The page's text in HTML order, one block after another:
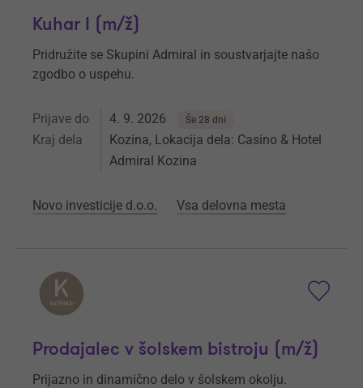
Kuhar I (m/ž)
Pridružite se Skupini Admiral in soustvarjajte našo
zgodbo o uspehu.
Prijave do 4. 9. 2026 Še 28 dni
Kraj dela
Kozina, Lokacija dela: Casino & Hotel
Admiral Kozina
Novo investicije d.o.o. Vsa delovna mesta
Prodajalec v šolskem bistroju (m/ž)
Prijazno in dinamično delo v šolskem okolju.